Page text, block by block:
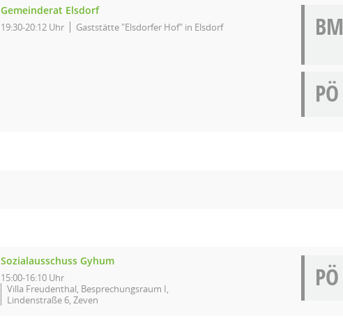
Gemeinderat Elsdorf
19:30-20:12 Uhr Gaststätte "Elsdorfer Hof" in Elsdorf BM
PÖ
Sozialausschuss Gyhum
15:00-16:10 Uhr
Villa Freudenthal, Besprechungsraum I,
Lindenstraße 6, Zeven
PÖ